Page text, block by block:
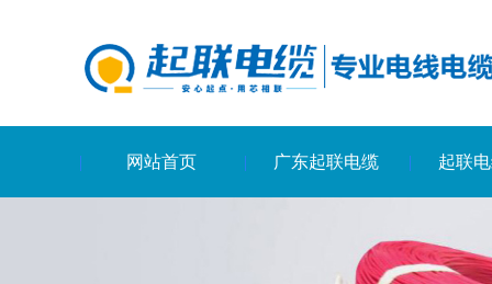
网站首页 广东起联电缆 起联